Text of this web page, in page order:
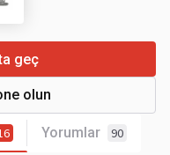
Yorumlar 90
geç
olun